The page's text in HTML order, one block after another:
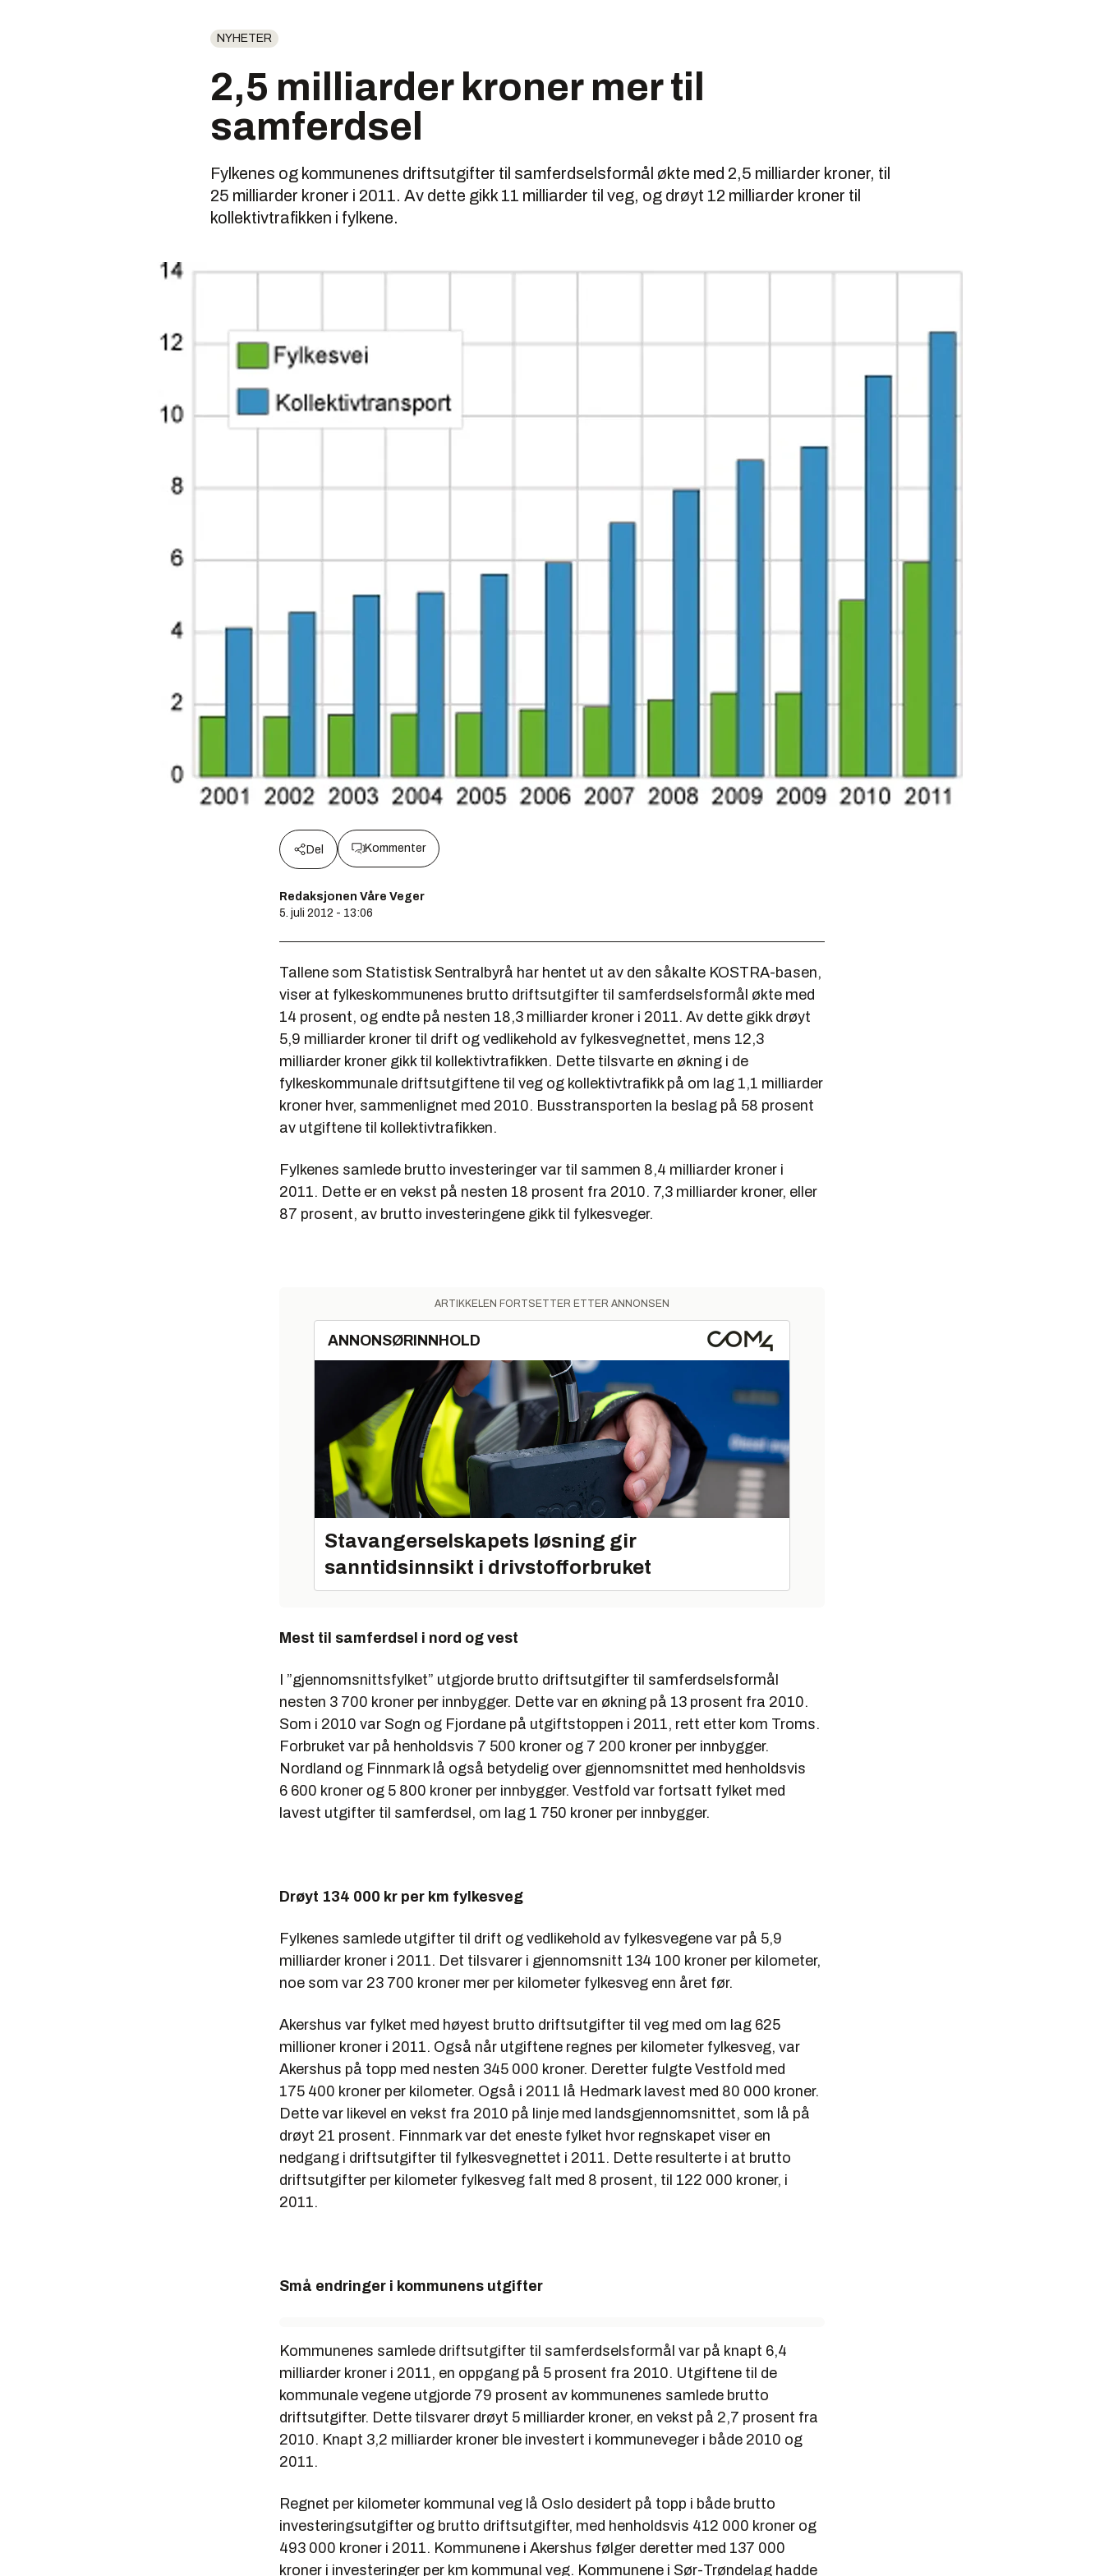
NYHETER
2,5 milliarder kroner mer til
samferdsel
Fylkenes og kommunenes driftsutgifter til samferdselsformål økte med 2,5 milliarder kroner, til
25 milliarder kroner i 2011. Av dette gikk 11 milliarder til veg, og drøyt 12 milliarder kroner til
kollektivtrafikken i fylkene.
Del Kommenter
Redaksjonen Våre Veger
5. juli 2012 - 13:06
Tallene som Statistisk Sentralbyrå har hentet ut av den såkalte KOSTRA-basen,
viser at fylkeskommunenes brutto driftsutgifter til samferdselsformål økte med
14 prosent, og endte på nesten 18,3 milliarder kroner i 2011. Av dette gikk drøyt
5,9 milliarder kroner til drift og vedlikehold av fylkesvegnettet, mens 12,3
milliarder kroner gikk til kollektivtrafikken. Dette tilsvarte en økning i de
fylkeskommunale driftsutgiftene til veg og kollektivtrafikk på om lag 1,1 milliarder
kroner hver, sammenlignet med 2010. Busstransporten la beslag på 58 prosent
av utgiftene til kollektivtrafikken.
Fylkenes samlede brutto investeringer var til sammen 8,4 milliarder kroner i
2011. Dette er en vekst på nesten 18 prosent fra 2010. 7,3 milliarder kroner, eller
87 prosent, av brutto investeringene gikk til fylkesveger.
ARTIKKELEN FORTSETTER ETTER ANNONSEN
ANNONSØRINNHOLD
Stavangerselskapets løsning gir
sanntidsinnsikt i drivstofforbruket
Mest til samferdsel i nord og vest
I ”gjennomsnittsfylket” utgjorde brutto driftsutgifter til samferdselsformål
nesten 3 700 kroner per innbygger. Dette var en økning på 13 prosent fra 2010.
Som i 2010 var Sogn og Fjordane på utgiftstoppen i 2011, rett etter kom Troms.
Forbruket var på henholdsvis 7 500 kroner og 7 200 kroner per innbygger.
Nordland og Finnmark lå også betydelig over gjennomsnittet med henholdsvis
6 600 kroner og 5 800 kroner per innbygger. Vestfold var fortsatt fylket med
lavest utgifter til samferdsel, om lag 1 750 kroner per innbygger.
Drøyt 134 000 kr per km fylkesveg
Fylkenes samlede utgifter til drift og vedlikehold av fylkesvegene var på 5,9
milliarder kroner i 2011. Det tilsvarer i gjennomsnitt 134 100 kroner per kilometer,
noe som var 23 700 kroner mer per kilometer fylkesveg enn året før.
Akershus var fylket med høyest brutto driftsutgifter til veg med om lag 625
millioner kroner i 2011. Også når utgiftene regnes per kilometer fylkesveg, var
Akershus på topp med nesten 345 000 kroner. Deretter fulgte Vestfold med
175 400 kroner per kilometer. Også i 2011 lå Hedmark lavest med 80 000 kroner.
Dette var likevel en vekst fra 2010 på linje med landsgjennomsnittet, som lå på
drøyt 21 prosent. Finnmark var det eneste fylket hvor regnskapet viser en
nedgang i driftsutgifter til fylkesvegnettet i 2011. Dette resulterte i at brutto
driftsutgifter per kilometer fylkesveg falt med 8 prosent, til 122 000 kroner, i
2011.
Små endringer i kommunens utgifter
Kommunenes samlede driftsutgifter til samferdselsformål var på knapt 6,4
milliarder kroner i 2011, en oppgang på 5 prosent fra 2010. Utgiftene til de
kommunale vegene utgjorde 79 prosent av kommunenes samlede brutto
driftsutgifter. Dette tilsvarer drøyt 5 milliarder kroner, en vekst på 2,7 prosent fra
2010. Knapt 3,2 milliarder kroner ble investert i kommuneveger i både 2010 og
2011.
Regnet per kilometer kommunal veg lå Oslo desidert på topp i både brutto
investeringsutgifter og brutto driftsutgifter, med henholdsvis 412 000 kroner og
493 000 kroner i 2011. Kommunene i Akershus følger deretter med 137 000
kroner i investeringer per km kommunal veg. Kommunene i Sør-Trøndelag hadde